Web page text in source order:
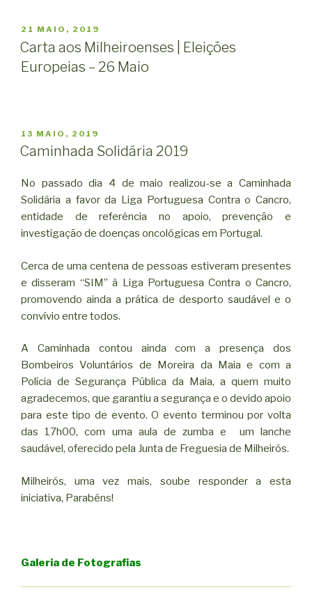
PUBLICADO
EM
21 MAIO, 2019
Carta aos Milheiroenses | Eleições
Europeias – 26 Maio
PUBLICADO
EM
13 MAIO, 2019
Caminhada Solidária 2019
No passado dia 4 de maio realizou-se a Caminhada
Solidária a favor da Liga Portuguesa Contra o Cancro,
entidade de referência no apoio, prevenção e
investigação de doenças oncológicas em Portugal.
Cerca de uma centena de pessoas estiveram presentes
e disseram “SIM” à Liga Portuguesa Contra o Cancro,
promovendo ainda a prática de desporto saudável e o
convívio entre todos.
A Caminhada contou ainda com a presença dos
Bombeiros Voluntários de Moreira da Maia e com a
Polícia de Segurança Pública da Maia, a quem muito
agradecemos, que garantiu a segurança e o devido apoio
para este tipo de evento. O evento terminou por volta
das 17h00, com uma aula de zumba e um lanche
saudável, oferecido pela Junta de Freguesia de Milheirós.
Milheirós, uma vez mais, soube responder a esta
iniciativa, Parabéns!
Galeria de Fotografias